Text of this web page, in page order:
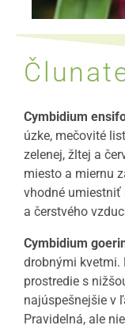
Cymbidium
úzke, mečovité
zelenej, žltej a
miesto a miernu
vhodné umiestniť
a čerstvého
Cymbidium
drobnými kvetmi.
prostredie s
najúspešnejšie v
Pravidelná, ale